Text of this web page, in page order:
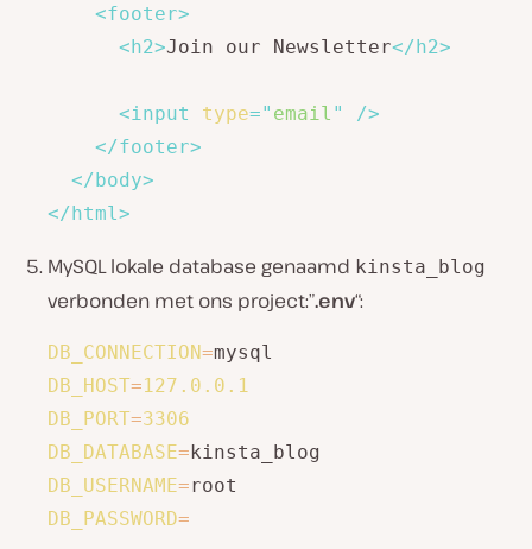
<footer>
<h2>Join our Newsletter</h2>
<input type=" email "
/>
</footer>
</body>
</html >
MySQL lokale database genaamd kinsta_blog
verbonden met ons project:”.env“:
DB_CONNECTION=
DB_HOST=127.0 .0 .1
DB_PORT=3306
DB_DATABASE=
DB_USERNAME=
DB_PASSWORD=